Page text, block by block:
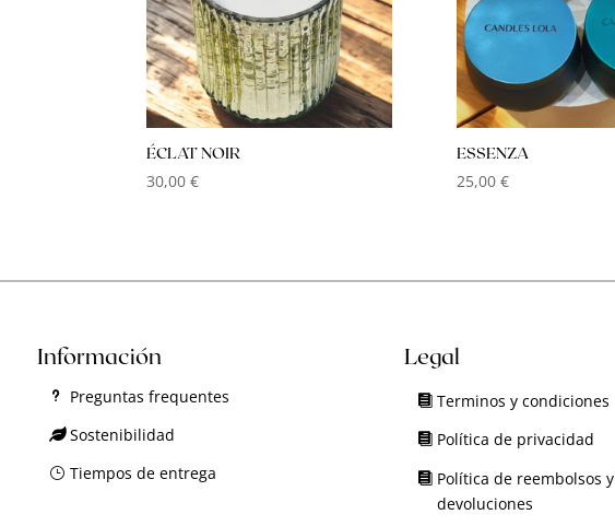
ÉCLAT NOIR
30,00€
ESSENZA
25,00 €
Información
Preguntas frequentes
Sostenibilidad
Tiempos de entrega
Legal
Terminos y condiciones
Política de privacidad
Política de reembolsos y
devoluciones